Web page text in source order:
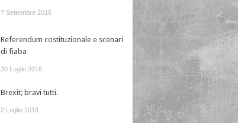
7 Settembre 2016
Referendum costituzionale e scenari
di fiaba
30 Luglio 2016
Brexit; bravi tutti.
2 Luglio 2016